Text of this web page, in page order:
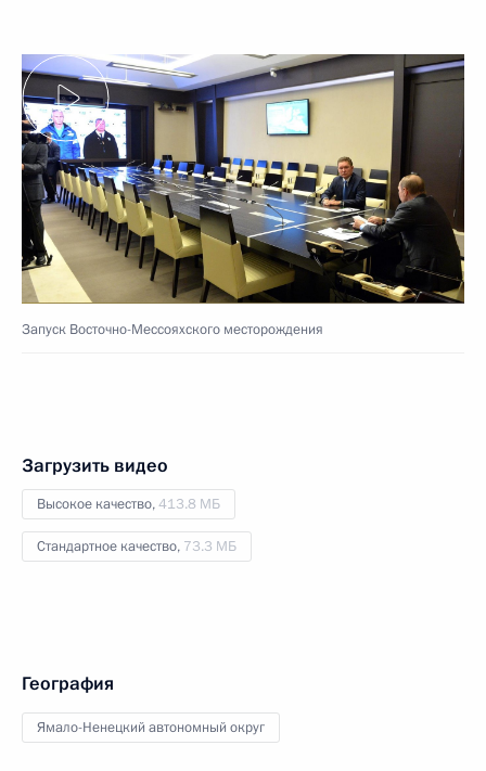
Запуск Восточно-Мессояхского месторождения
Загрузить видео
Высокое качество,413.8 МБ
Стандартное качество, 73.3 МБ
География
Ямало-Ненецкий автономный округ